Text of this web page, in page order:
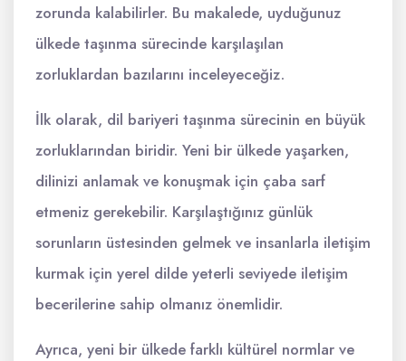
zorunda kalabilirler. Bu makalede, uyduğunuz
ülkede taşınma sürecinde karşılaşılan
zorluklardan bazılarını inceleyeceğiz.
İlk olarak, dil bariyeri taşınma sürecinin en büyük
zorluklarından biridir. Yeni bir ülkede yaşarken,
dilinizi anlamak ve konuşmak için çaba sarf
etmeniz gerekebilir. Karşılaştığınız günlük
sorunların üstesinden gelmek ve insanlarla iletişim
kurmak için yerel dilde yeterli seviyede iletişim
becerilerine sahip olmanız önemlidir.
Ayrıca, yeni bir ülkede farklı kültürel normlar ve